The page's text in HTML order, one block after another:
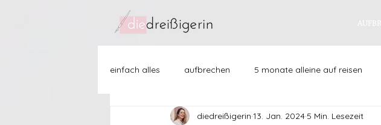
einfach alles aufbrechen 5 monate alleine auf reisen
freundschaften ich mit mir leben failing
diedreißigerin 13. Jan. 2024 5 Min. Lesezeit